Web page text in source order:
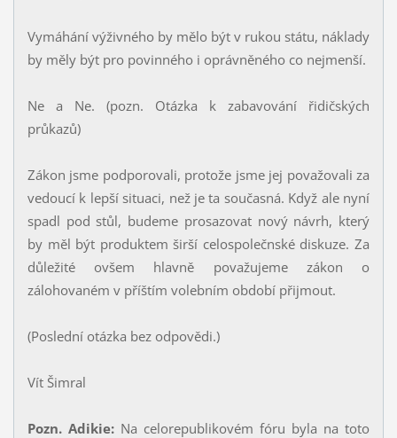
Vymáhání výživného by mělo být v rukou státu, náklady
by měly být pro povinného i oprávněného co nejmenší.
Ne a Ne. (pozn. Otázka k zabavování řidičských
průkazů)
Zákon jsme podporovali, protože jsme jej považovali za
vedoucí k lepší situaci, než je ta současná. Když ale nyní
spadl pod stůl, budeme prosazovat nový návrh, který
by měl být produktem širší celospolečnské diskuze. Za
důležité ovšem hlavně považujeme zákon o
zálohovaném v příštím volebním období přijmout.
(Poslední otázka bez odpovědi.)
Vít Šimral
Pozn. Adikie:Na celorepublikovém fóru byla na toto